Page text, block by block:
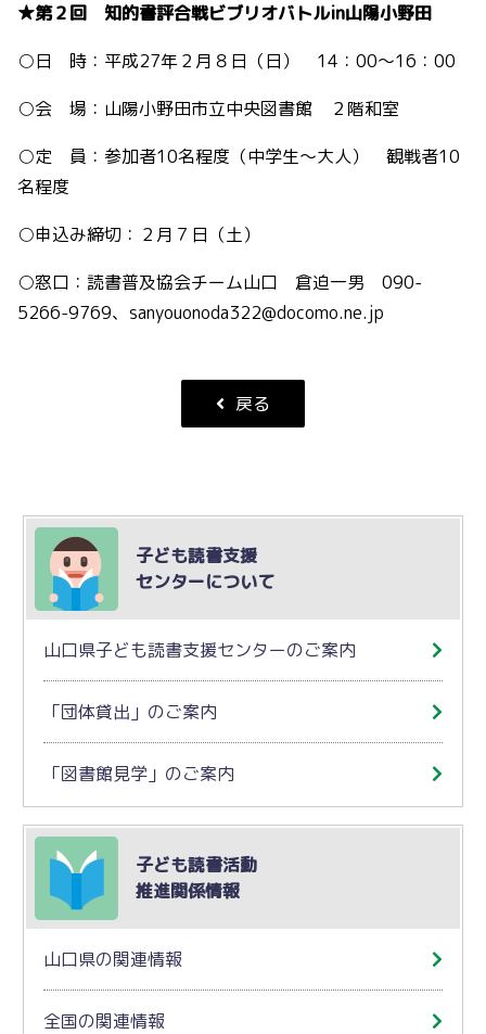
★第２回 知的書評合戦ビブリオバトルin山陽小野田
○日 時：平成27年２月８日（日） 14：00～16：00
○会 場：山陽小野田市立中央図書館 ２階和室
○定 員：参加者10名程度（中学生～大人） 観戦者10
名程度
○申込み締切：２月７日（土）
○窓口：読書普及協会チーム山口 倉迫一男 090-
5266-9769、sanyouonoda322@docomo.ne.jp
戻る
子ども読書支援
センターについて
山口県子ども読書支援センターのご案内
「団体貸出」のご案内
「図書館見学」のご案内
子ども読書活動
推進関係情報
山口県の関連情報
全国の関連情報